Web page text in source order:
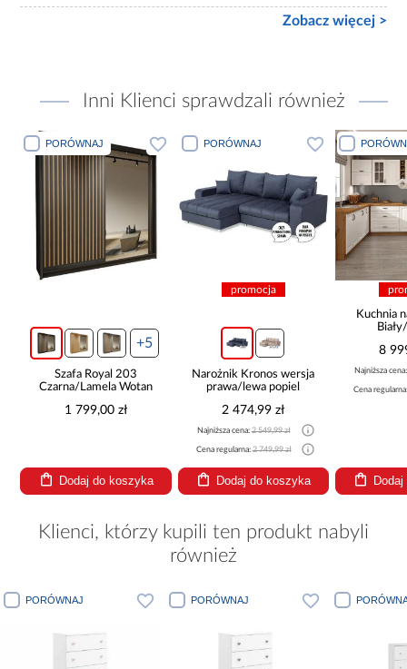
Zobacz więcej >
Inni Klienci sprawdzali również
PORÓWNAJ
+5
Szafa Royal 203
Czarna/Lamela Wotan
1 799,00 zł
Dodaj do koszyka
PORÓWNAJ
promocja
Narożnik Kronos wersja
prawa/lewa popiel
2 474,99 zł
Najniższa cena:2 549,99 zł
Cena regularna:2 749,99 zł
Dodaj do koszyka
Kuchnia
8
Najniższa
Cena
Klienci, którzy kupili ten produkt nabyli
również
PORÓWNAJ PORÓWNAJ